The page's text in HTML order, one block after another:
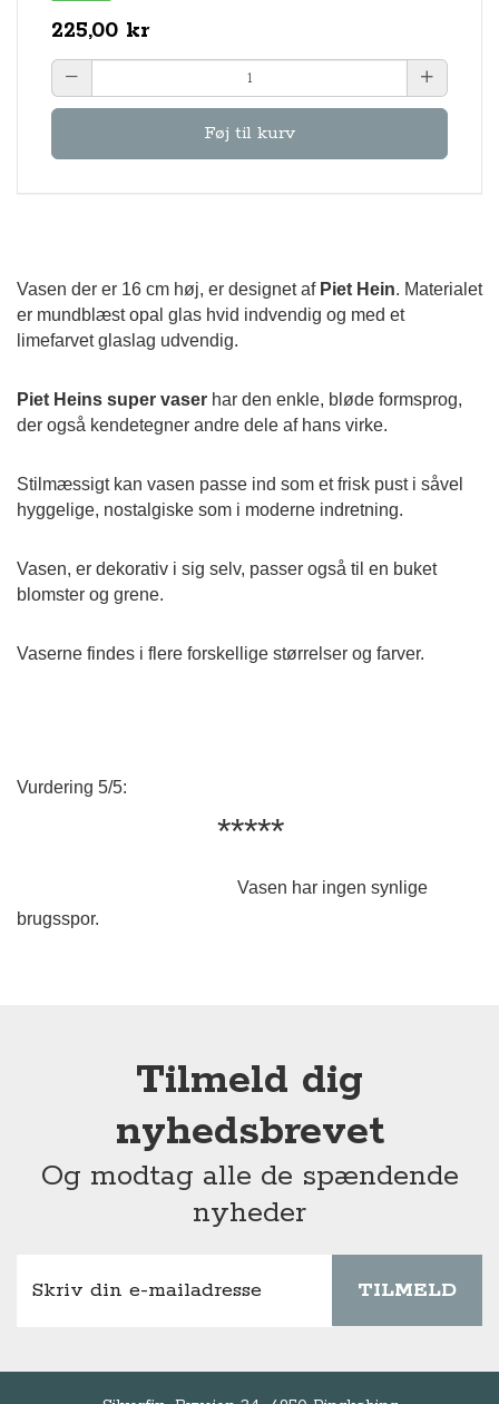
225,00 kr
Føj til kurv
Vasen der er 16 cm høj, er designet af Piet Hein. Materialet
er mundblæst opal glas hvid indvendig og med et
limefarvet glaslag udvendig.
Piet Heins super vaser har den enkle, bløde formsprog,
der også kendetegner andre dele af hans virke.
Stilmæssigt kan vasen passe ind som et frisk pust i såvel
hyggelige, nostalgiske som i moderne indretning.
Vasen, er dekorativ i sig selv, passer også til en buket
blomster og grene.
Vaserne findes i flere forskellige størrelser og farver.
Vurdering 5/5:
*****
Vasen har ingen synlige
brugsspor.
Tilmeld dig
nyhedsbrevet
Og modtag alle de spændende
nyheder
TILMELD